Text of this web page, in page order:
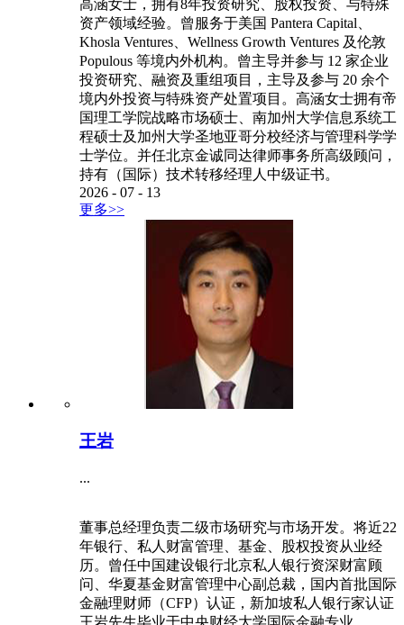
高涵女士，拥有8年投资研究、股权投资、与特殊
资产领域经验。曾服务于美国 Pantera Capital、
Khosla Ventures、Wellness Growth Ventures 及伦敦
Populous 等境内外机构。曾主导并参与 12 家企业
投资研究、融资及重组项目，主导及参与 20 余个
境内外投资与特殊资产处置项目。高涵女士拥有帝
国理工学院战略市场硕士、南加州大学信息系统工
程硕士及加州大学圣地亚哥分校经济与管理科学学
士学位。并任北京金诚同达律师事务所高级顾问，
持有（国际）技术转移经理人中级证书。
2026 - 07 - 13
更多>>
王岩
...
董事总经理负责二级市场研究与市场开发。将近22
年银行、私人财富管理、基金、股权投资从业经
历。曾任中国建设银行北京私人银行资深财富顾
问、华夏基金财富管理中心副总裁，国内首批国际
金融理财师（CFP）认证，新加坡私人银行家认证
王岩先生毕业于中央财经大学国际金融专业